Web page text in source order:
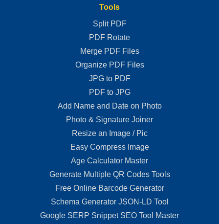
Tools
Split PDF
PDF Rotate
Merge PDF Files
Organize PDF Files
JPG to PDF
PDF to JPG
Add Name and Date on Photo
Photo & Signature Joiner
Resize an Image / Pic
Easy Compress Image
Age Calculator Master
Generate Multiple QR Codes Tools
Free Online Barcode Generator
Schema Generator JSON-LD Tool
Google SERP Snippet SEO Tool Master